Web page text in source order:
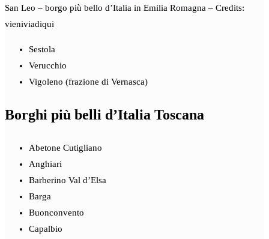
San Leo – borgo più bello d’Italia in Emilia Romagna – Credits:
vieniviadiqui
Sestola
Verucchio
Vigoleno (frazione di Vernasca)
Borghi più belli d’Italia Toscana
Abetone Cutigliano
Anghiari
Barberino Val d’Elsa
Barga
Buonconvento
Capalbio